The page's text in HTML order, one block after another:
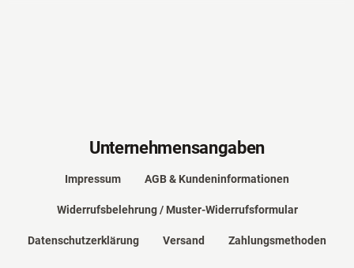
Unternehmensangaben
Impressum AGB & Kundeninformationen
Widerrufsbelehrung / Muster-Widerrufsformular
Datenschutzerklärung Versand Zahlungsmethoden